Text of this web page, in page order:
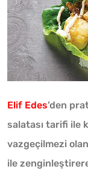
Elif Edes’den
salatası tarifi ile
vazgeçilmezi
ile